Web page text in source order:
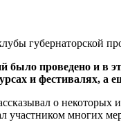
губернаторской
было проведено и в
и фестивалях, а
о некоторых
участником многих